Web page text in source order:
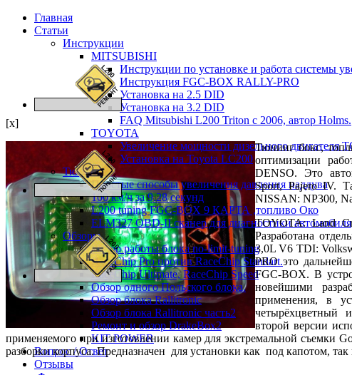
Главная
Статьи
Инструкции
MITSUBISHI
Инструкции по установке и работа системы
Инструкция FGC-BOX RALLY-PRO
Установка на 2.5 DID
Установка на 3.2 DID
FAQ Mitsubishi L200 Triton c 2006, автор Holms.
TOYOTA
Увеличение мощности дизельного двигателя
Установка на Toyota LC200
Тюнинг
Простые способы увеличения давления наддува
100 км/ч за 9.28 секунд
L200 tuning FGC-BOX 9 КАРТА ,топливо Око
ELM327 OBD-II сканер для диагностики автомобиля
Обзоры
Обзор работы блока no-limit-tuning
RaceChip Pro против RaceChip Standart.
RaceChip Ultimate, RaceChip Speed
Обзор одного Польского блока.
Обзор блока Rallitronic
Обзор блока Rallitronic часть2
Ремонт и обзор DrakeBox2
KIT POWER
Вопрос / Ответ
Отзывы
[x]
Тюнинг бокс,
оптимизации
DENSO. Это
Sport, Pajero IV.
NISSAN: NP300,
TOYOTA: Land
Разработана
3,0L V6 TDI:
PRO это
FGC-BOX. В
новейшими
применения, в
четырёхцветный
второй версии
применяемого при изготовлении камер для экстремальной съемки
разборки корпуса. Предназначен для установки как под капотом,